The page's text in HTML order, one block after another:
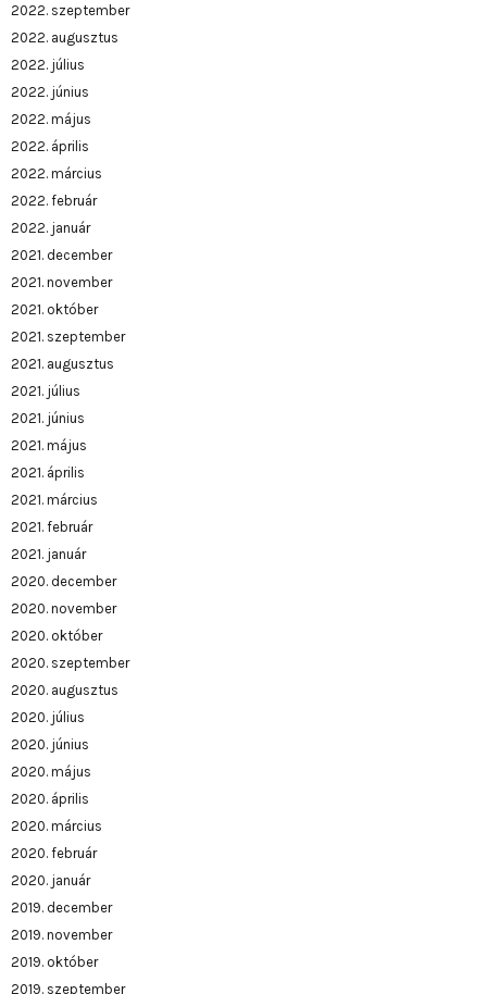
2022. szeptember
2022. augusztus
2022. július
2022. június
2022. május
2022. április
2022. március
2022. február
2022. január
2021. december
2021. november
2021. október
2021. szeptember
2021. augusztus
2021. július
2021. június
2021. május
2021. április
2021. március
2021. február
2021. január
2020. december
2020. november
2020. október
2020. szeptember
2020. augusztus
2020. július
2020. június
2020. május
2020. április
2020. március
2020. február
2020. január
2019. december
2019. november
2019. október
2019. szeptember